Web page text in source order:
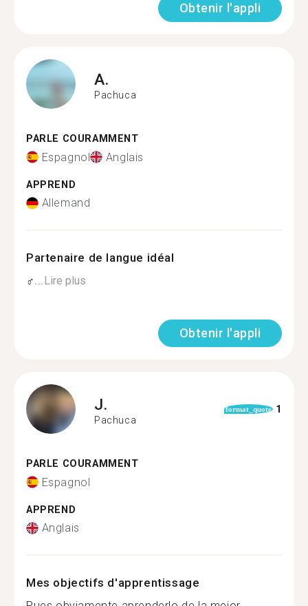
Obtenir l'appli
A.
Pachuca
PARLE COURAMMENT
Espagnol Anglais
APPREND
Allemand
Partenaire de langue idéal
‍♂...Lire plus
Obtenir l'appli
J.
Pachuca
format_quote 1
PARLE COURAMMENT
Espagnol
APPREND
Anglais
Mes objectifs d'apprentissage